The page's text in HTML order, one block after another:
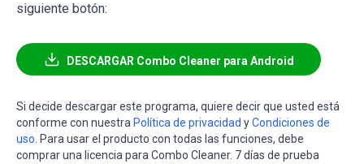
siguiente botón:
DESCARGAR Combo Cleaner para Android
Si decide descargar este programa, quiere decir que usted está
conforme con nuestra Política de privacidad yCondiciones de
uso. Para usar el producto con todas las funciones, debe
comprar una licencia para Combo Cleaner. 7 días de prueba